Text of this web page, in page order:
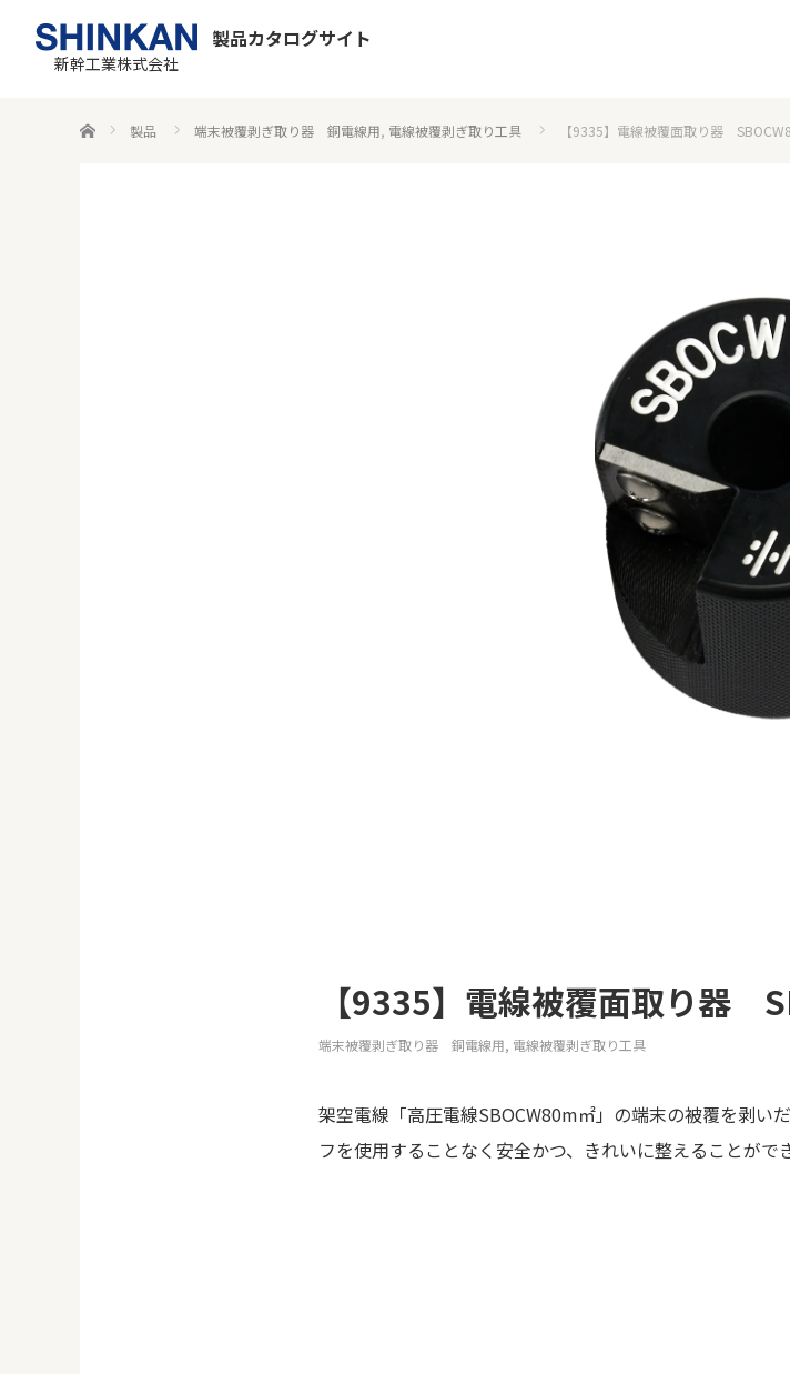
製品カタログサイト
新幹工業株式会社
ホーム 製品 端末被覆剥ぎ取り器 銅電線用, 電線被覆剥ぎ取り工具 【9335】電線被覆面取り器
【9335】電線被覆面取り器
端末被覆剥ぎ取り器 銅電線用, 電線被覆剥ぎ取り工具
架空電線「高圧電線SBOCW80m㎡」の端末の被覆を剥い
フを使用することなく安全かつ、きれいに整えることがで